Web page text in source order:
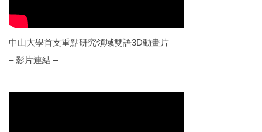
中山大學首支重點研究領域雙語3D動畫片
– 影片連結 –